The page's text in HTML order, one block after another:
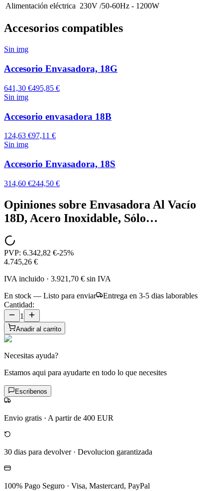
Alimentación eléctrica 230V /50-60Hz - 1200W
Accesorios compatibles
Sin img
Accesorio Envasadora, 18G
641,30 €495,85 €
Sin img
Accesorio envasadora 18B
124,63 €97,11 €
Sin img
Accesorio Envasadora, 18S
314,60 €244,50 €
Opiniones sobre Envasadora Al Vacío
18D, Acero Inoxidable, Sólo…
PVP: 6.342,82 €-25%
4.745,26 €
IVA incluido · 3.921,70 € sin IVA
En stock — Listo para enviar
Entrega en 3-5 dias laborables
Cantidad:
1
Anadir al carrito
Necesitas ayuda?
Estamos aqui para ayudarte en todo lo que necesites
Escribenos
Envio gratis · A partir de 400 EUR
30 dias para devolver· Devolucion garantizada
100% Pago Seguro · Visa, Mastercard, PayPal